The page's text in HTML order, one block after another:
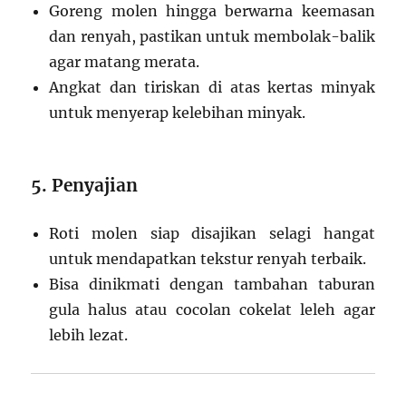
Goreng molen hingga berwarna keemasan
dan renyah, pastikan untuk membolak-balik
agar matang merata.
Angkat dan tiriskan di atas kertas minyak
untuk menyerap kelebihan minyak.
5. Penyajian
Roti molen siap disajikan selagi hangat
untuk mendapatkan tekstur renyah terbaik.
Bisa dinikmati dengan tambahan taburan
gula halus atau cocolan cokelat leleh agar
lebih lezat.